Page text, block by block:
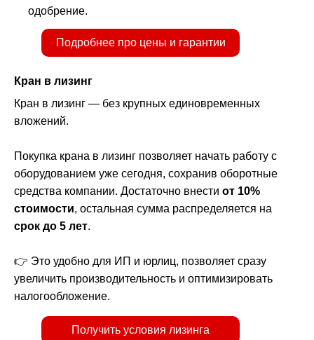
Получить условия лизинга
Подробнее про цены и гарантии
Кран в лизинг — без крупных единовременных
вложений.
Покупка крана в лизинг позволяет начать работу с
оборудованием уже сегодня, сохранив оборотные
средства компании. Достаточно внести от 10%
стоимости, остальная сумма распределяется на
срок до 5 лет.
👉 Это удобно для ИП и юрлиц, позволяет сразу
увеличить производительность и оптимизировать
налогообложение.
Кран в лизинг
одобрение.